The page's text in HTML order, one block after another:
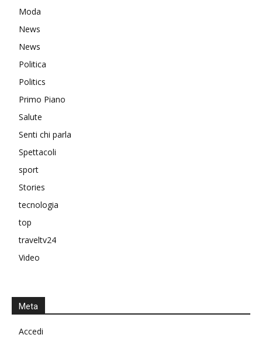
Moda
News
News
Politica
Politics
Primo Piano
Salute
Senti chi parla
Spettacoli
sport
Stories
tecnologia
top
traveltv24
Video
Meta
Accedi